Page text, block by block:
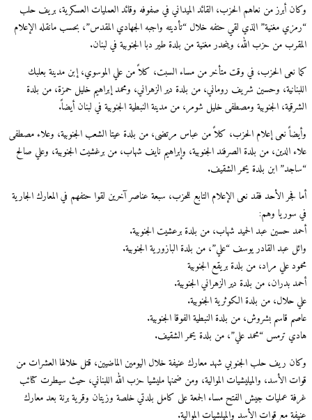
وكان أبرز من نعاهم الحزب، القائد الميداني في صفوفه وقائد العمليات العسكرية، بريف حلب
“رمزي مغنية” الذي لقي حتفه خلال “تأديته واجبه الجهادي المقدس”، بحسب مانقله الإعلام
المقرب من حزب الله، وينحدر مغنية من بلدة طير دبا الجنوبية في لبنان.
كما نعى الحزب، في وقت متأخر من مساء السبت، كلاً من علي الموسوي، إبن مدينة بعلبك
اللبنانية، وحسين شريف روماني، من بلدة دير الزهراني، ومحمد إبراهيم خليل حمزة، من بلدة
الشرقية، الجنوبية ومصطفى خليل شومر، من مدينة النبطية الجنوبية في لبنان أيضاً.
وأيضاً نعى إعلام الحزب، كلاً من عباس مرتضى، من بلدة عيتا الشعب الجنوبية، وعلاء مصطفى
علاء الدين، من بلدة الصرفند الجنوبية، وإبراهيم نايف شهاب، من برغشيت الجنوبية، وعلي صالح
“ساجد” ابن بلدة يحمر الشقيف.
أما فجر الأحد فقد نعى الإعلام التابع للحزب، سبعة عناصر آخرين لقوا حتفهم في المعارك الجارية
في سوريا وهم:
أحمد حسين عبد الحميد شهاب، من بلدة برعشيت الجنوبية.
وائل عبد القادر يوسف “علي”، من بلدة البازورية الجنوبية.
محمود علي مراد، من بلدة بريقع الجنوبية
أحمد بدران، من بلدة دير الزهراني الجنوبية.
علي حلال، من بلدة الكوثرية الجنوبية.
عاصم قاسم بشروش، من بلدة النبطية الفوقا الجنوبية.
هادي ترمس “محمد علي”، من بلدة يحمر الشقيف.
وكان ريف حلب الجنوبي شهد معارك عنيفة خلال اليومين الماضيين، قتل خلالها العشرات من
قوات الأسد، والميليشيات الموالية، ومن ضمنها مليشيا حزب الله اللبناني، حيث سيطرت كتائب
غرفة عمليات جيش الفتح مساء الجمعة على كامل بلدتي خلصة وزيتان وقرية برنة بعد معارك
عنيفة مع قوات الأسد والميلشيات الموالية.